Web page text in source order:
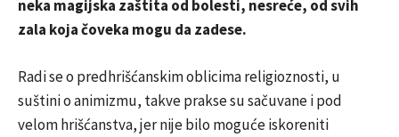
neka magijska zaštita od bolesti, nesreće, od svih
zala koja čoveka mogu da zadese.
Radi se o predhrišćanskim oblicima religioznosti, u
suštini o animizmu, takve prakse su sačuvane i pod
velom hrišćanstva, jer nije bilo moguće iskoreniti